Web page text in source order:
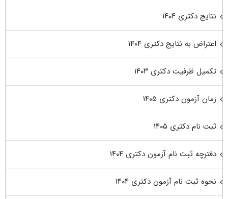
نتایج دکتری ۱۴۰۴
اعتراض به نتایج دکتری ۱۴۰۴
تکمیل ظرفیت دکتری ۱۴۰۳
زمان آزمون دکتری ۱۴۰۵
ثبت نام دکتری ۱۴۰۵
دفترچه ثبت نام آزمون دکتری ۱۴۰۴
نحوه ثبت نام آزمون دکتری ۱۴۰۴